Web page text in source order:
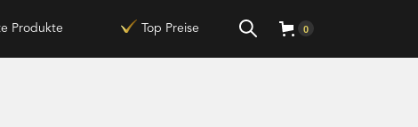
Produkte Top Preise 0